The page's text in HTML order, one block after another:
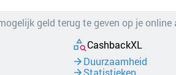
geld terug te geven op je online
CashbackXL
Duurzaamheid
Statistieken